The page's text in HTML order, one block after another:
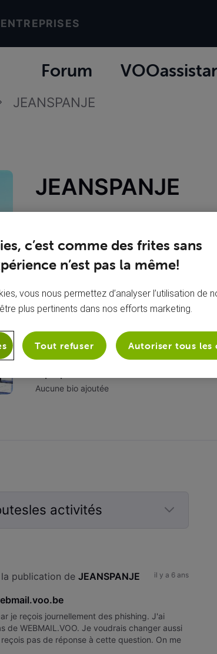
Forum
JEANSPANJE
JEANSPANJE
Aucune bio ajoutée
activités
publication de JEANSPANJE il y a 6 ans
je reçois journellement des phishing. J'ai
de WEBMAIL.VOO. Je voudrais changer aussi
pas de réponse à cette question. On me
c’est comme des frites sans
n’est pas la même!
vous nous permettez d’analyser l’utilisation de
plus pertinents dans nos efforts marketing.
Tout refuser Autoriser tous les